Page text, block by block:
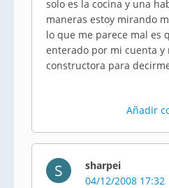
solo es la cocina y una
maneras estoy mirando
lo que me parece mal es
enterado por mi cuenta y
constructora para
Añadir
S
sharpei
04/12/2008 17:32